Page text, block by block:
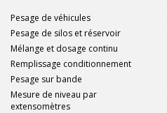
Pesage de véhicules
Pesage de silos et réservoir
Mélange et dosage continu
Remplissage conditionnement
Pesage sur bande
Mesure de niveau par
extensomètres